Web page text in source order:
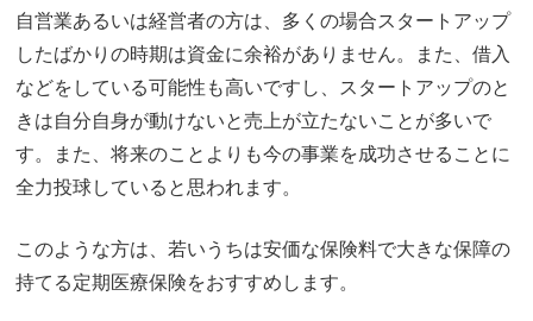
自営業あるいは経営者の方は、多くの場合スタートアップ
したばかりの時期は資金に余裕がありません。また、借入
などをしている可能性も高いですし、スタートアップのと
きは自分自身が動けないと売上が立たないことが多いで
す。また、将来のことよりも今の事業を成功させることに
全力投球していると思われます。
このような方は、若いうちは安価な保険料で大きな保障の
持てる定期医療保険をおすすめします。
通話料無料で今すぐ 予約フォームから